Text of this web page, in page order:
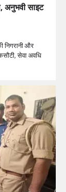
अनुभवी साइट
निगरानी और
सेवा अवधि